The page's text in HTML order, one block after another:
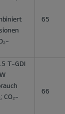
65
T-GDI
CO₂-
66